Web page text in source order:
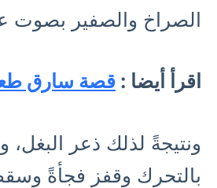
الصراخ والصفير بصوت
اقرأ أيضا : قصة سارق
ونتيجةً لذلك ذعر البغل،
بالتحرك وقفز فجأةً